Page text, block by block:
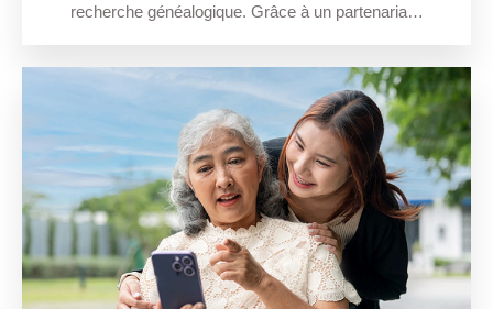
recherche généalogique. Grâce à un partenaria…